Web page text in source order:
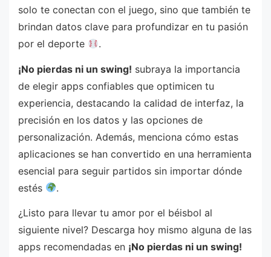
solo te conectan con el juego, sino que también te
brindan datos clave para profundizar en tu pasión
por el deporte
.
¡No pierdas ni un swing! subraya la importancia
de elegir apps confiables que optimicen tu
experiencia, destacando la calidad de interfaz, la
precisión en los datos y las opciones de
personalización. Además, menciona cómo estas
aplicaciones se han convertido en una herramienta
esencial para seguir partidos sin importar dónde
estés
.
¿Listo para llevar tu amor por el béisbol al
siguiente nivel? Descarga hoy mismo alguna de las
apps recomendadas en ¡No pierdas ni un swing!